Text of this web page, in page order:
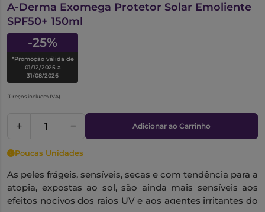
A-Derma Exomega Protetor Solar Emoliente
SPF50+ 150ml
-25%
*Promoção válida de
01/12/2025 a
31/08/2026
(Preços incluem IVA)
Adicionar ao Carrinho
Poucas Unidades
As peles frágeis, sensíveis, secas e com tendência para a
atopia, expostas ao sol, são ainda mais sensíveis aos
efeitos nocivos dos raios UV e aos agentes irritantes do